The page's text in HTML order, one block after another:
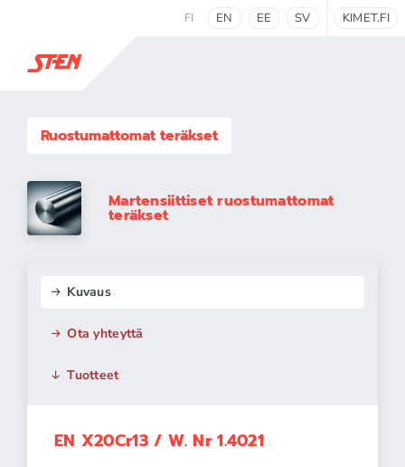
FI EN EE SV KIMET.FI
Ruostumattomat teräkset
Martensiittiset ruostumattomat
teräkset
Kuvaus
Ota yhteyttä
Tuotteet
EN X20Cr13 / W. Nr 1.4021